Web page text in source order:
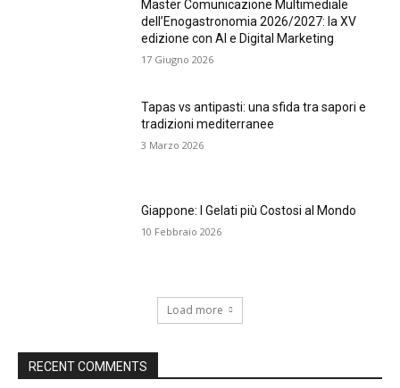
Master Comunicazione Multimediale
dell’Enogastronomia 2026/2027: la XV
edizione con AI e Digital Marketing
17 Giugno 2026
Tapas vs antipasti: una sfida tra sapori e
tradizioni mediterranee
3 Marzo 2026
Giappone: I Gelati più Costosi al Mondo
10 Febbraio 2026
Load more
RECENT COMMENTS